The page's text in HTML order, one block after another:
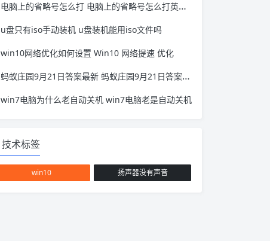
电脑上的省略号怎么打 电脑上的省略号怎么打英文情况下
u盘只有iso手动装机 u盘装机能用iso文件吗
win10网络优化如何设置 Win10 网络提速 优化
蚂蚁庄园9月21日答案最新 蚂蚁庄园9月21日答案最新q
win7电脑为什么老自动关机 win7电脑老是自动关机
技术标签
win10 扬声器没有声音